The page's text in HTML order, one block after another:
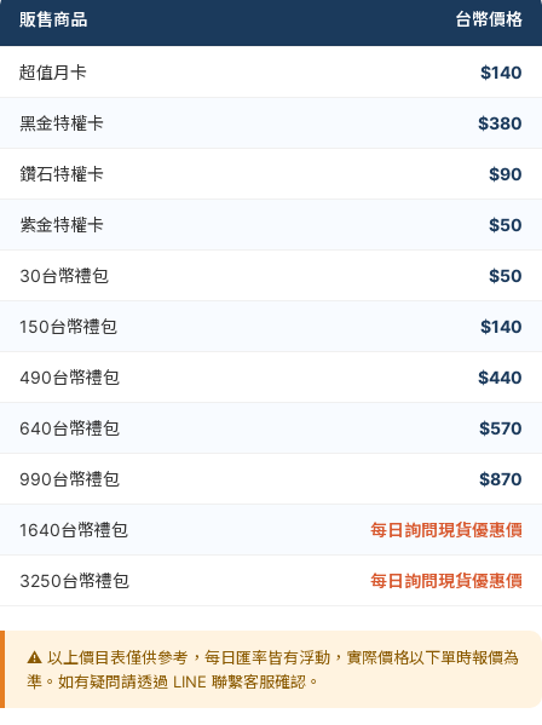
販售商品 台幣價格
超值月卡 $140
黑金特權卡 $380
鑽石特權卡 $90
紫金特權卡 $50
30台幣禮包 $50
150台幣禮包 $140
490台幣禮包 $440
640台幣禮包 $570
990台幣禮包 $870
1640台幣禮包 每日詢問現貨優惠價
3250台幣禮包 每日詢問現貨優惠價
⚠️ 以上價目表僅供參考，每日匯率皆有浮動，實際價格以下單時報價為
準。如有疑問請透過 LINE 聯繫客服確認。